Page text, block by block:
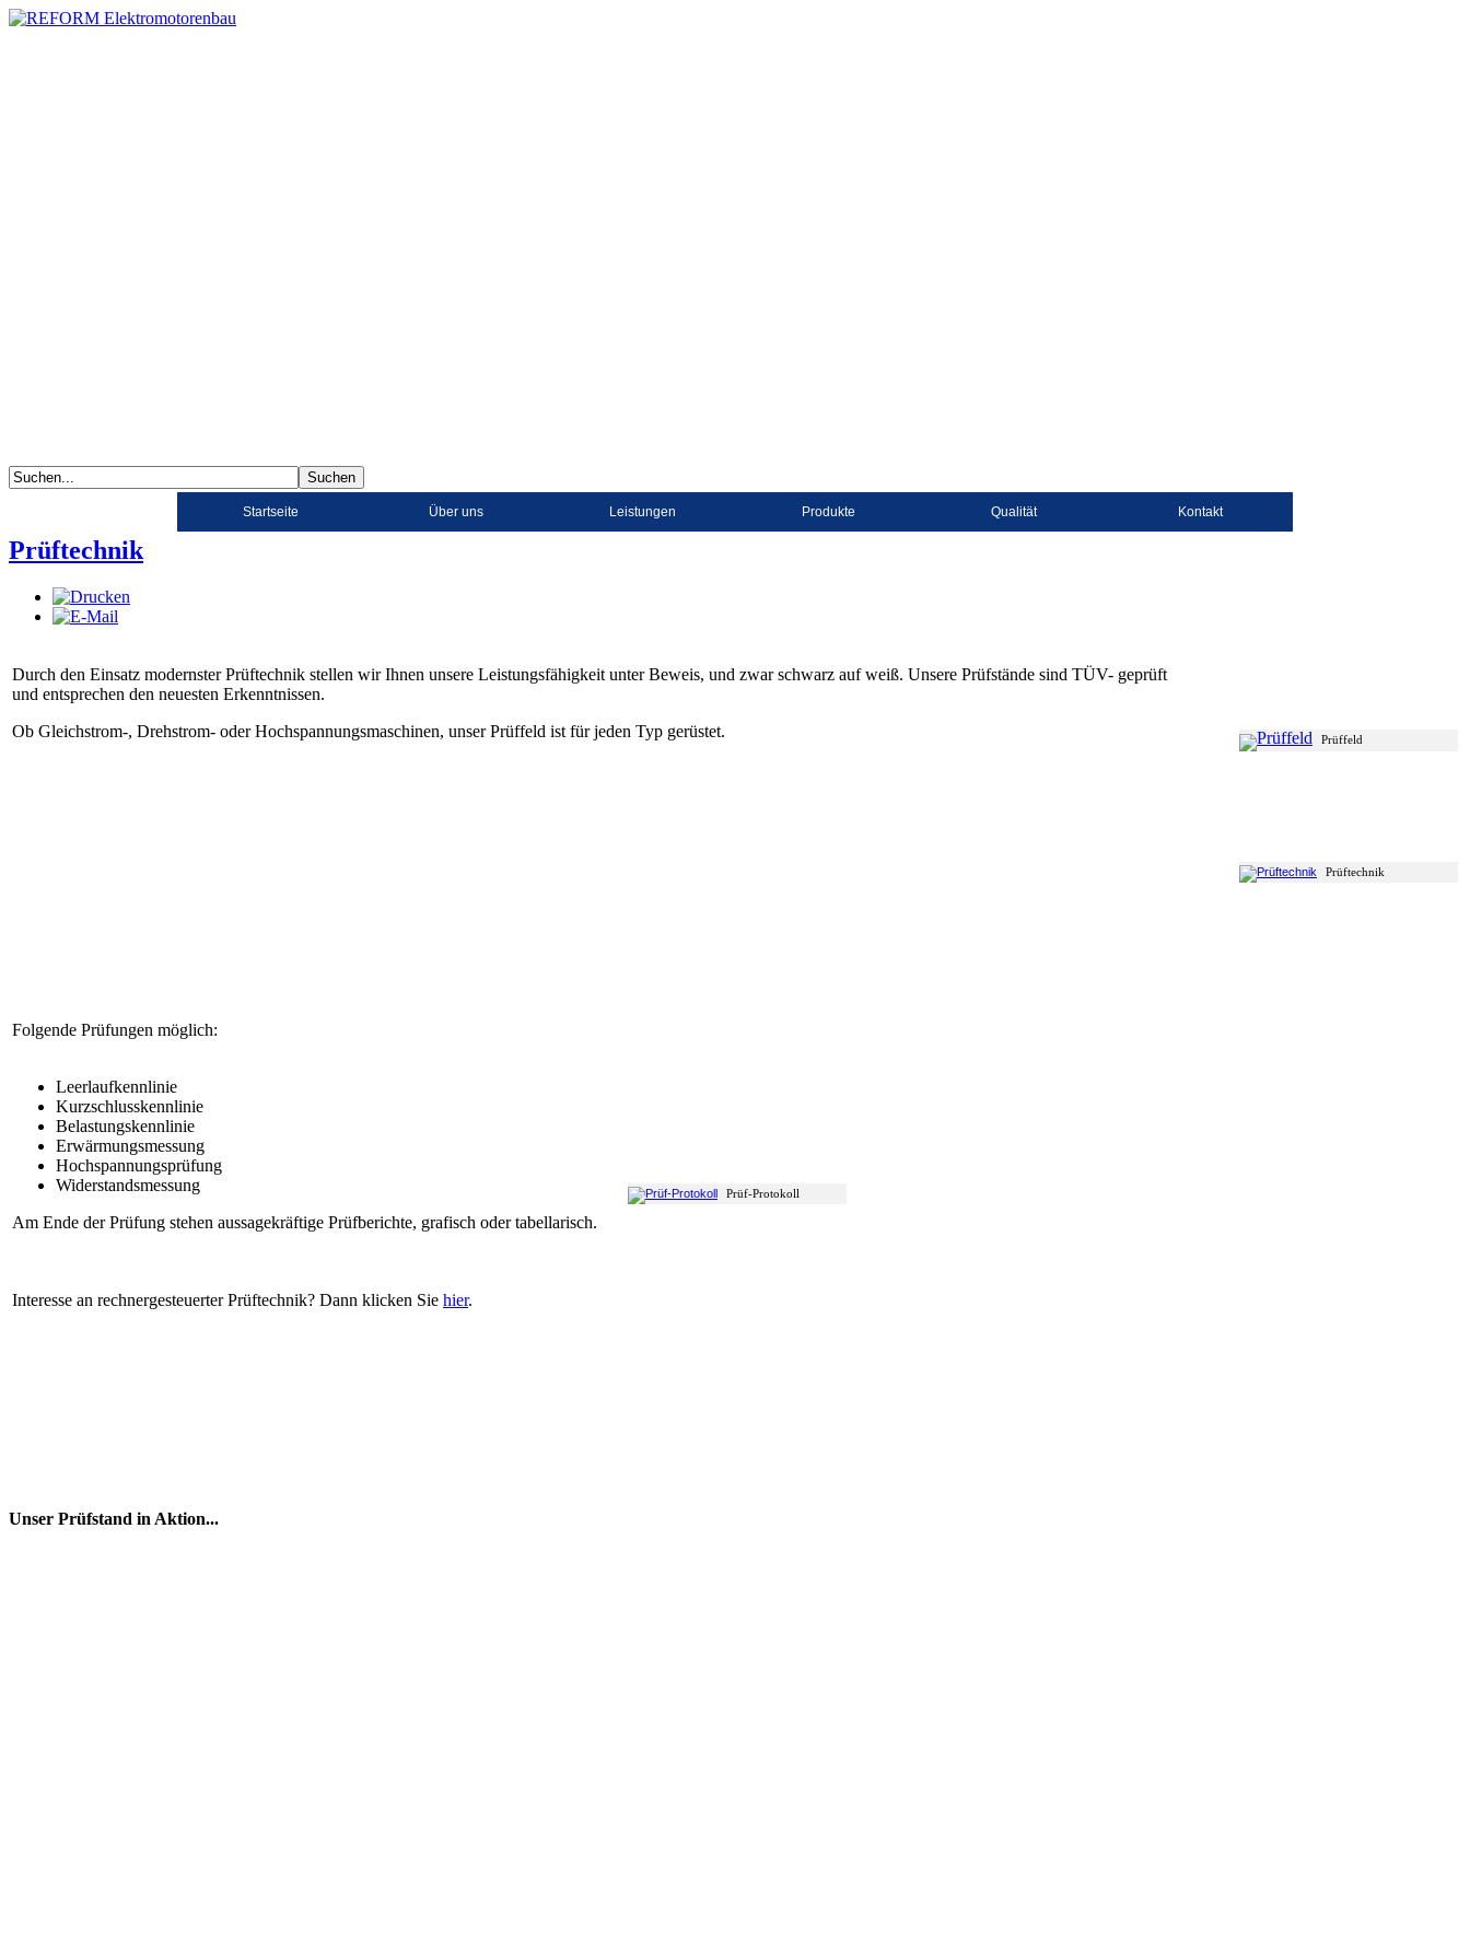
Startseite Über uns Leistungen Produkte Qualität Kontakt
Prüftechnik
Durch den Einsatz modernster Prüftechnik stellen wir Ihnen unsere Leistungsfähigkeit unter Beweis, und zwar schwarz auf weiß. Unsere Prüfstände sind TÜV- geprüft
und entsprechen den neuesten Erkenntnissen.
Ob Gleichstrom-, Drehstrom- oder Hochspannungsmaschinen, unser Prüffeld ist für jeden Typ gerüstet.
Prüffeld
Prüftechnik
Folgende Prüfungen möglich:
Leerlaufkennlinie
Kurzschlusskennlinie
Belastungskennlinie
Erwärmungsmessung
Hochspannungsprüfung
Widerstandsmessung
Am Ende der Prüfung stehen aussagekräftige Prüfberichte, grafisch oder tabellarisch.
Interesse an rechnergesteuerter Prüftechnik? Dann klicken Sie hier.
Prüf-Protokoll
Unser Prüfstand in Aktion...